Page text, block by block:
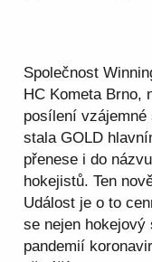
Společnost
HC Kometa Brno,
posílení vzájemné
stala GOLD
přenese i do
hokejistů. Ten
Událost je o to
se nejen hokejový
pandemií